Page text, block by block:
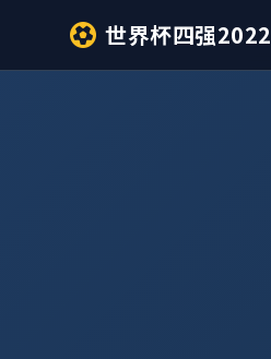
世界杯四强2022